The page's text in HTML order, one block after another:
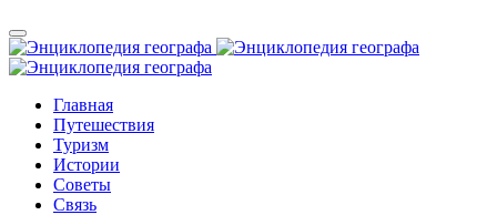
Главная
Путешествия
Туризм
Истории
Советы
Связь